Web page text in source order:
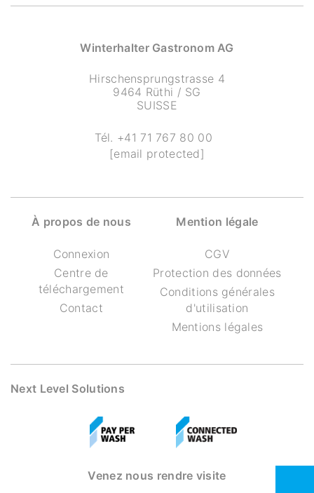
Winterhalter Gastronom AG
Hirschensprungstrasse 4
9464 Rüthi / SG
SUISSE
Tél. +41 71 767 80 00
[email protected]
À propos de nous
Connexion
Centre de
téléchargement
Contact
Mention légale
CGV
Protection des données
Conditions générales
d'utilisation
Mentions légales
Next Level Solutions
Venez nous rendre visite